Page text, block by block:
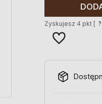
Zyskujesz 4 pkt [ ?